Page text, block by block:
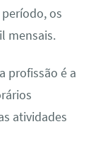
os
mensais.
profissão é a
atividades